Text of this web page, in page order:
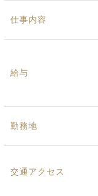
仕事内容
給与
勤務地
交通アクセス